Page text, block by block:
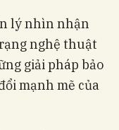
lý nhìn nhận
nghệ thuật
giải pháp bảo
mạnh mẽ của